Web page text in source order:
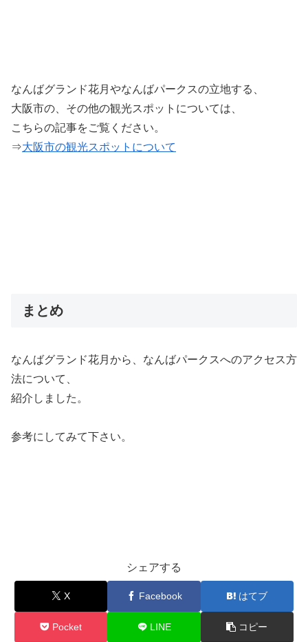
なんばグランド花月やなんばパークスの立地する、
大阪市の、その他の観光スポットについては、
こちらの記事をご覧ください。
⇒大阪市の観光スポットについて
まとめ
なんばグランド花月から、なんばパークスへのアクセス方
法について、
紹介しました。
参考にしてみて下さい。
シェアする
X Facebook はてブ
Pocket LINE コピー